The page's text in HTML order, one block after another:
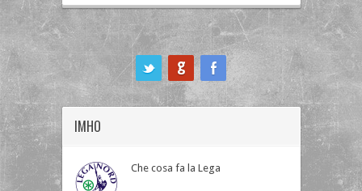
IMHO
Che cosa fa la Lega